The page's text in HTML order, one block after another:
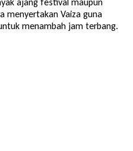
menyertakan Vaiza guna
menambah jam terbang.